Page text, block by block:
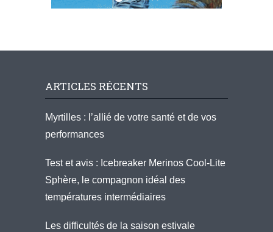
ARTICLES RÉCENTS
Myrtilles : l’allié de votre santé et de vos
performances
Test et avis : Icebreaker Merinos Cool-Lite
Sphère, le compagnon idéal des
températures intermédiaires
Les difficultés de la saison estivale